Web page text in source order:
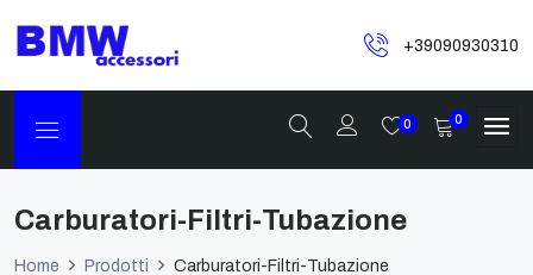
+39090930310
0 0
Carburatori-Filtri-Tubazione
Home Prodotti Carburatori-Filtri-Tubazione